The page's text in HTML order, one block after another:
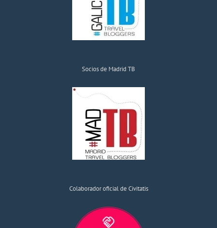
Socios de Madrid TB
Colaborador oficial de Civitatis